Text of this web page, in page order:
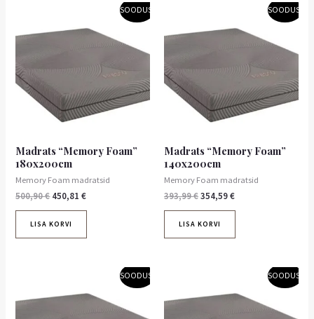
SOODUS!
Madrats “Memory Foam”
180x200cm
Memory Foam madratsid
500,90€
oli:
450,81€
Praegune
on:
450,81 €.
LISA KORVI
SOODUS!
Madrats “Memory Foam”
140x200cm
Memory Foam madratsid
393,99€
oli:
354,59€
Praegune
on:
354,59 €.
LISA KORVI
SOODUS!
oli:
Praegune
on:
306,81 €.
SOODUS!
oli:
Praegune
on:
229,41 €.